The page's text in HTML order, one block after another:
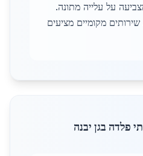
על עלייה מתונה.
מקומיים מציעים
פלדה בגן יבנה